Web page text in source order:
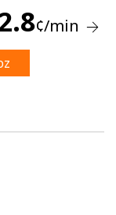
mejores
¢/min